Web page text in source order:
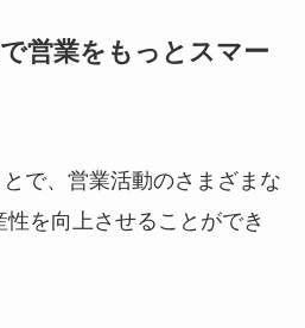
営業をもっとスマー
で、営業活動のさまざまな
を向上させることができ